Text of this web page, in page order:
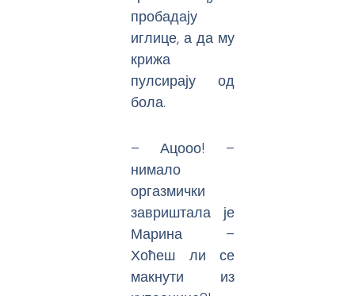
пробадају
иглице, а да му
крижа
пулсирају од
бола.
– Ацооо! –
нимало
оргазмички
завриштала је
Марина –
Хоћеш ли се
макнути из